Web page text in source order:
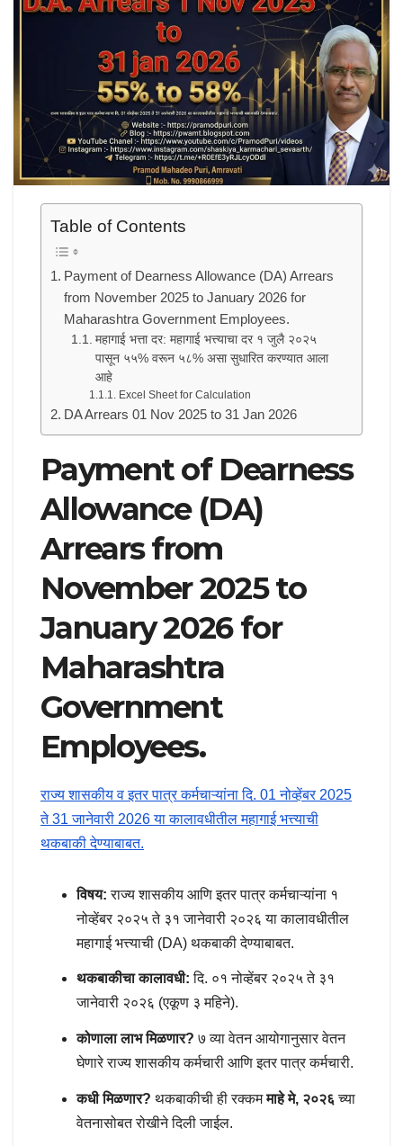
Table of Contents
Payment of Dearness Allowance (DA) Arrears
from November 2025 to January 2026 for
Maharashtra Government Employees.
महागाई भत्ता दर: महागाई भत्त्याचा दर १ जुलै २०२५
पासून ५५% वरून ५८% असा सुधारित करण्यात आला
आहे
Excel Sheet for Calculation
DA Arrears 01 Nov 2025 to 31 Jan 2026
Payment of Dearness
Allowance (DA)
Arrears from
November 2025 to
January 2026 for
Maharashtra
Government
Employees.
राज्य शासकीय व इतर पात्र कर्मचाऱ्यांना दि. 01 नोव्हेंबर 2025
ते 31 जानेवारी 2026 या कालावधीतील महागाई भत्त्याची
थकबाकी देण्याबाबत.
विषय: राज्य शासकीय आणि इतर पात्र कर्मचाऱ्यांना १
नोव्हेंबर २०२५ ते ३१ जानेवारी २०२६ या कालावधीतील
महागाई भत्त्याची (DA) थकबाकी देण्याबाबत.
थकबाकीचा कालावधी: दि. ०१ नोव्हेंबर २०२५ ते ३१
जानेवारी २०२६ (एकूण ३ महिने).
कोणाला लाभ मिळणार? ७ व्या वेतन आयोगानुसार वेतन
घेणारे राज्य शासकीय कर्मचारी आणि इतर पात्र कर्मचारी.
कधी मिळणार? थकबाकीची ही रक्कममाहे मे, २०२६ च्या
वेतनासोबत रोखीने दिली जाईल.